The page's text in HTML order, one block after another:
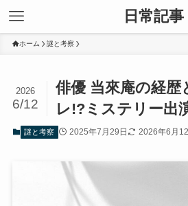
日常記事
ホーム 謎と考察
俳優 当來庵の経歴
レ!?ミステリー出
2026
6/12
謎と考察 2025年7月29日 2026年6月